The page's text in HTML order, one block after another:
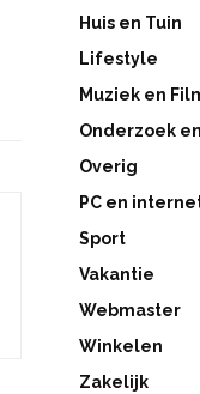
Huis en Tuin
Lifestyle
Muziek en
Onderzoek
Overig
PC en
Sport
Vakantie
Webmaster
Winkelen
Zakelijk